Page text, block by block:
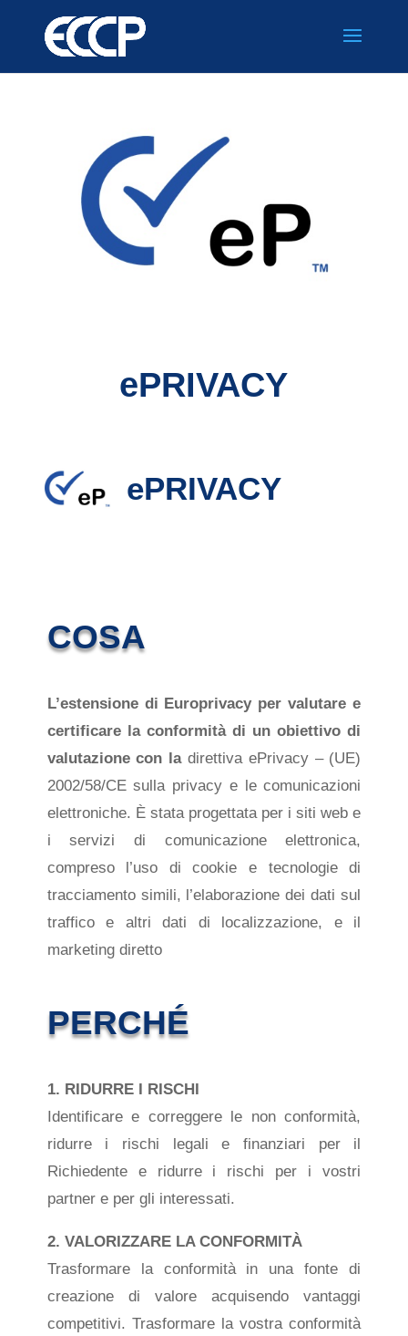
ePRIVACY
ePRIVACY
COSA
L’estensione di Europrivacy per valutare e
certificare la conformitàdi un obiettivo di
valutazionecon la direttiva ePrivacy – (UE)
2002/58/CE sulla privacy e le comunicazioni
elettroniche. È stata progettata per i siti web e
i servizi di comunicazione elettronica,
compreso l’uso di cookie e tecnologie di
tracciamento simili, l’elaborazione dei dati sul
traffico e altri dati di localizzazione, e il
marketing diretto
PERCHÉ
1. RIDURRE I RISCHI
Identificare e correggere le non conformità,
ridurre i rischi legali e finanziari per il
Richiedente e ridurre i rischi per i vostri
partner e per gli interessati.
2. VALORIZZARE LA CONFORMITÀ
Trasformare la conformità in una fonte di
creazione di valore acquisendo vantaggi
competitivi. Trasformare la vostra conformità